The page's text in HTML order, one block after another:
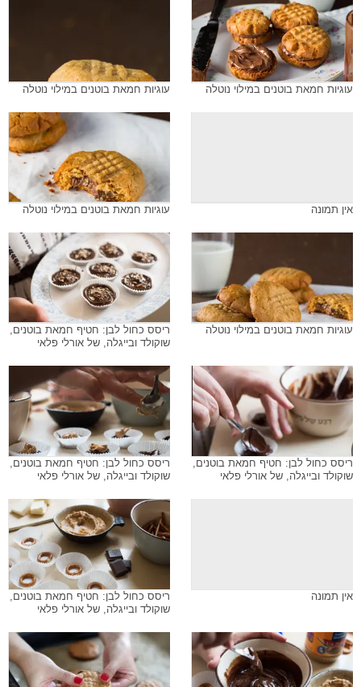
עוגיות חמאת בוטנים במילוי נוטלה עוגיות חמאת בוטנים במילוי נוטלה
אין תמונה עוגיות חמאת בוטנים במילוי נוטלה
עוגיות חמאת בוטנים במילוי נוטלה
ריסס כחול לבן: חטיף חמאת בוטנים,
שוקולד ובייגלה, של אורלי פלאי
ריסס כחול לבן: חטיף חמאת בוטנים,
שוקולד ובייגלה, של אורלי פלאי
ריסס כחול לבן: חטיף חמאת בוטנים,
שוקולד ובייגלה, של אורלי פלאי
אין תמונה
ריסס כחול לבן: חטיף חמאת בוטנים,
שוקולד ובייגלה, של אורלי פלאי